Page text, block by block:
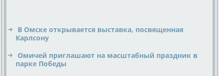
В Омске открывается выставка, посвященная
Карлсону
Омичей приглашают на масштабный праздник в
парке Победы